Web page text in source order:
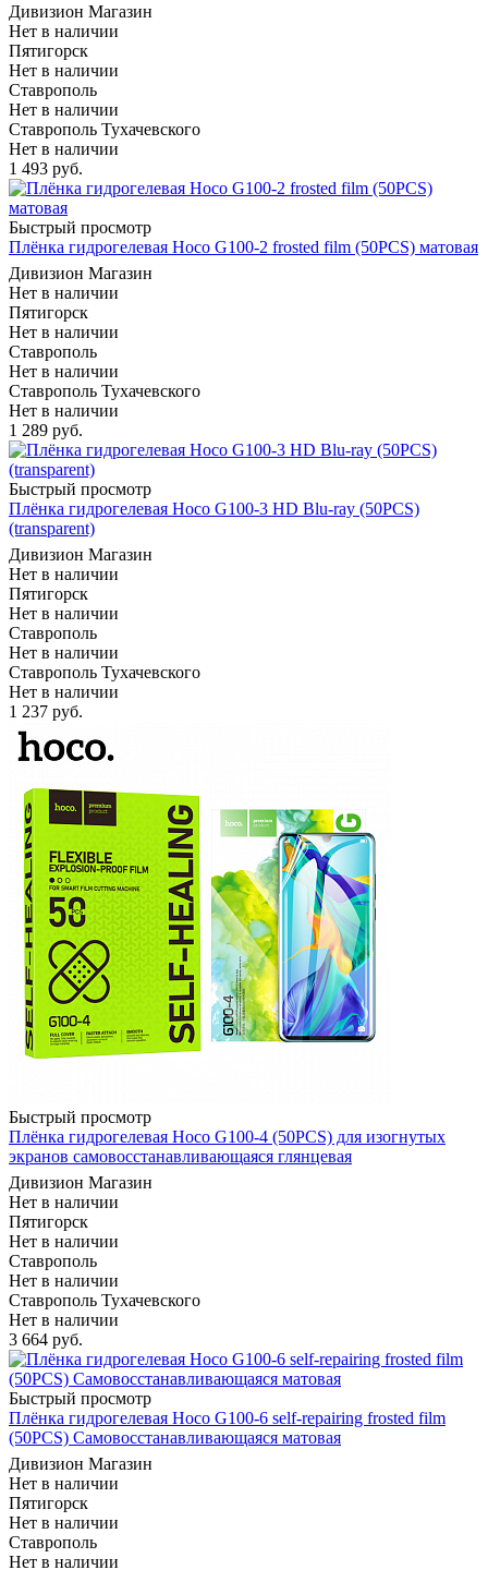
Дивизион Магазин
Нет в наличии
Пятигорск
Нет в наличии
Ставрополь
Нет в наличии
Ставрополь Тухачевского
Нет в наличии
1 493 руб.
Быстрый просмотр
Плёнка гидрогелевая Hoco G100-2 frosted film (50PCS) матовая
Дивизион Магазин
Нет в наличии
Пятигорск
Нет в наличии
Ставрополь
Нет в наличии
Ставрополь Тухачевского
Нет в наличии
1 289 руб.
Быстрый просмотр
Плёнка гидрогелевая Hoco G100-3 HD Blu-ray (50PCS)
(transparent)
Дивизион Магазин
Нет в наличии
Пятигорск
Нет в наличии
Ставрополь
Нет в наличии
Ставрополь Тухачевского
Нет в наличии
1 237 руб.
Быстрый просмотр
Плёнка гидрогелевая Hoco G100-4 (50PCS) для изогнутых
экранов самовосстанавливающаяся глянцевая
Дивизион Магазин
Нет в наличии
Пятигорск
Нет в наличии
Ставрополь
Нет в наличии
Ставрополь Тухачевского
Нет в наличии
3 664 руб.
Быстрый просмотр
Плёнка гидрогелевая Hoco G100-6 self-repairing frosted film
(50PCS) Самовосстанавливающаяся матовая
Дивизион Магазин
Нет в наличии
Пятигорск
Нет в наличии
Ставрополь
Нет в наличии